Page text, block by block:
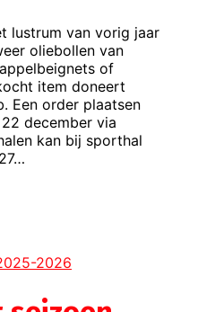
lustrum van vorig jaar
oliebollen van
of
item doneert
Een order plaatsen
december via
kan bij sporthal